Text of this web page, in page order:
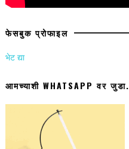
फेसबुक प्रोफाइल
भेट द्या
आमच्याशी WHATSAPP वर जुडा.